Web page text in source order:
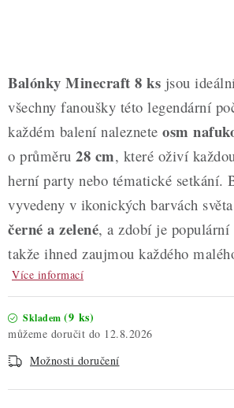
ZNAČKY
Nepřevzetí zásilky na dobírku
Obchodní
Hodnocení obchodu
Blog
Moje
Podmínky ochrany osobních údajů
Balónky Minecraft 8 ks jsou
všechny fanoušky této legendární
každém balení naleznete osm
o průměru 28 cm, které oživí
herní party nebo tématické setkání.
vyvedeny v ikonických barvách
černé a zelené, a zdobí je populární
takže ihned zaujmou každého
Více informací
Skladem (9 ks)
12.8.2026
Možnosti doručení